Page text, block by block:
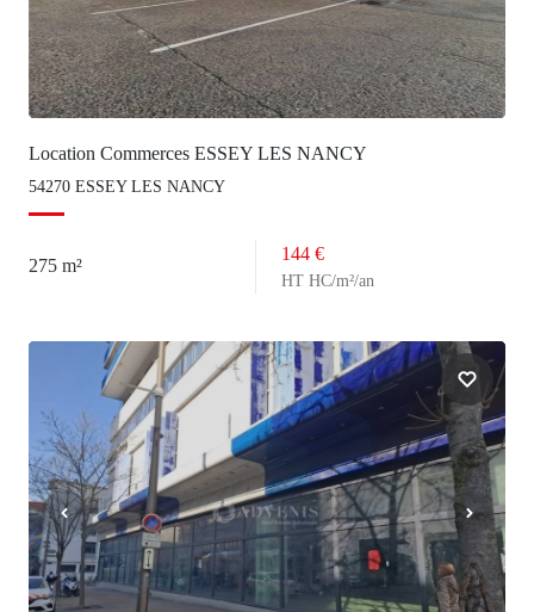
Location Commerces ESSEY LES NANCY
54270 ESSEY LES NANCY
275 m²
144 €
HT HC/m²/an